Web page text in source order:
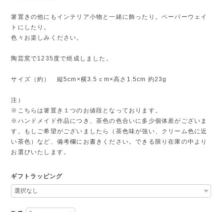
箸置きの他にもインテリア小物と一緒に飾ったり。ペーパーウェイ
トにしたり。
色々お楽しみください。
陶芸窯で1235度で焼成しました。
サイズ（約） 縦5cm×横3.5ｃm×高さ1.5cm 約23g
注）
※こちらは箸置き１つのお値段となっております。
※ハンドメイド作品につき、茶色の色合いに多少個体差がございま
す。もしご希望がございましたら（茶色味が強い、クリーム色に近
い茶色）など、備考欄にお書きください。できる限り在庫の中より
お選びいたします。
ギフトラッピング